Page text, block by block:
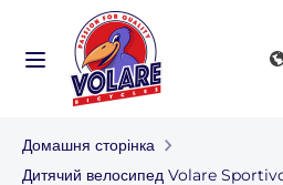
ШукатиПерегляньте
наш
магазин
Закрити
пошук
ШукатиПерегляньте
магазин
Колекція велосипедів
Домашня сторінка
Дитячий велосипед Volare